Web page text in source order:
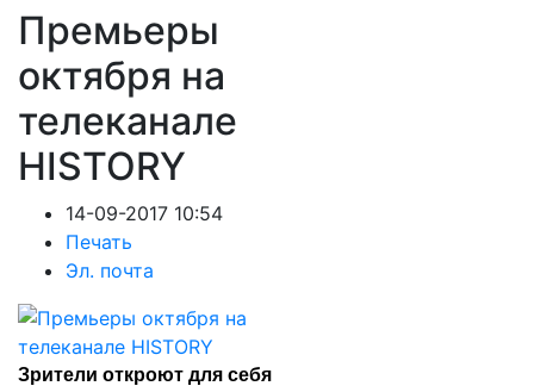
Премьеры
октября на
телеканале
HISTORY
14-09-2017 10:54
Печать
Эл. почта
Зрители откроют для себя